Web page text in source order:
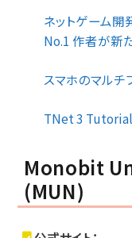
ネットゲーム開
No.1 作者が新
スマホのマル
TNet 3
Monobit
(MUN)